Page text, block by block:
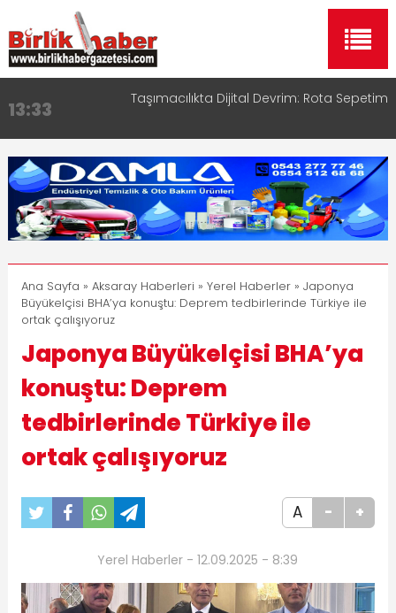
13:33 Taşımacılıkta Dijital Devrim: Rota Sepetim
17:15
16:00
Aksaray Esnaf Rehberi ile Google ve Yapay Zeka
Aramalarında Öne Çıkın
8:23 Aksaray Esnaf Rehberi Hizmete Girdi
11:30
Ana Sayfa » Aksaray Haberleri » Yerel Haberler» Japonya
Büyükelçisi BHA’ya konuştu: Deprem tedbirlerinde Türkiye ile
ortak çalışıyoruz
Japonya Büyükelçisi BHA’ya
konuştu: Deprem
tedbirlerinde Türkiye ile
ortak çalışıyoruz
A - +
Yerel Haberler - 12.09.2025 - 8:39